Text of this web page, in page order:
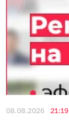
08.08.2026 21:19